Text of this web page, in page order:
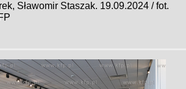
Sławomir Staszak. 19.09.2024 / fot.